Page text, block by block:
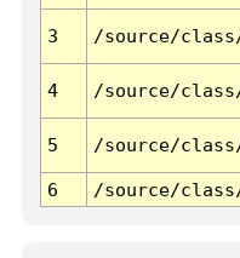
3 /source/
4 /source/
5 /source/
6 /source/